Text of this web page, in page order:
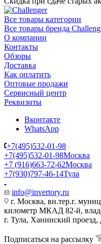
Все товары категории
Все товары бренда
О компании
Контакты
Обзоры
Доставка
Как оплатить
Оптовые продажи
Сервисный центр
Реквизиты
Вконтакте
WhatsApp
+7(495)532-01-98
+7(495)532-01-98Москва
+7 (916)663-72-62Москва
+7(930)797-46-14Тула
info@invertory.ru
г. Москва, вн.тер.г.
километр МКАД 82-й,
г. Тула, Ханинский проезд,
Подписаться на рассылку